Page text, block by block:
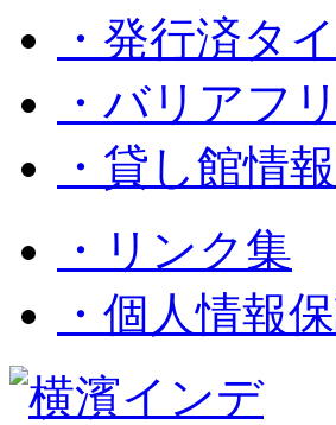
・発行済タ
・バリアフ
・貸し館情報
・リンク集
・個人情報